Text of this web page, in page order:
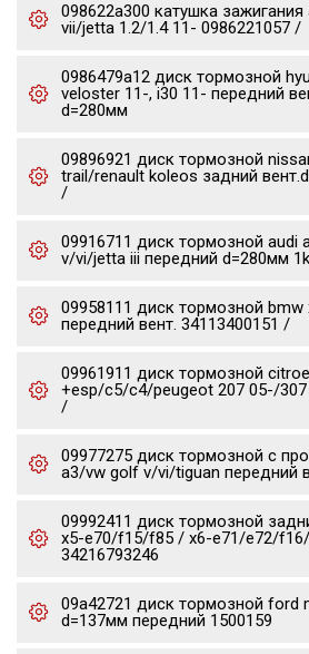
098622a300 катушка
vii/jetta 1.2/1.4 11- 0986221057 /
0986479a12 диск тормозной
veloster 11-, i30 11- передний
d=280мм
09896921 диск тормозной
trail/renault koleos задний
/
09916711 диск тормозной
v/vi/jetta iii передний d=280мм
09958111 диск тормозной bmw
передний вент. 34113400151 /
09961911 диск тормозной
+esp/c5/c4/peugeot 207 05-/
/
09977275 диск тормозной c
a3/vw golf v/vi/tiguan передний
09992411 диск тормозной
x5-e70/f15/f85 / x6-e71/e72/
34216793246
09a42721 диск тормозной ford
d=137мм передний 1500159